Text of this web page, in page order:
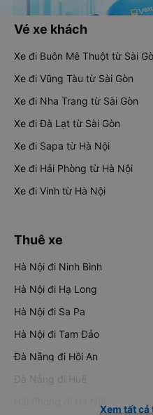
Vé xe khách
Xe đi Buôn Mê Thuột từ Sài
Xe đi Vũng Tàu từ Sài Gòn
Xe đi Nha Trang từ Sài Gòn
Xe đi Đà Lạt từ Sài Gòn
Xe đi Sapa từ Hà Nội
Xe đi Hải Phòng từ Hà Nội
Xe đi Vinh từ Hà Nội
Thuê xe
Hà Nội đi Ninh Bình
Hà Nội đi Hạ Long
Hà Nội đi Sa Pa
Hà Nội đi Tam Đảo
Đà Nẵng đi Hội An
Đà Nẵng đi Huế
Xem tất